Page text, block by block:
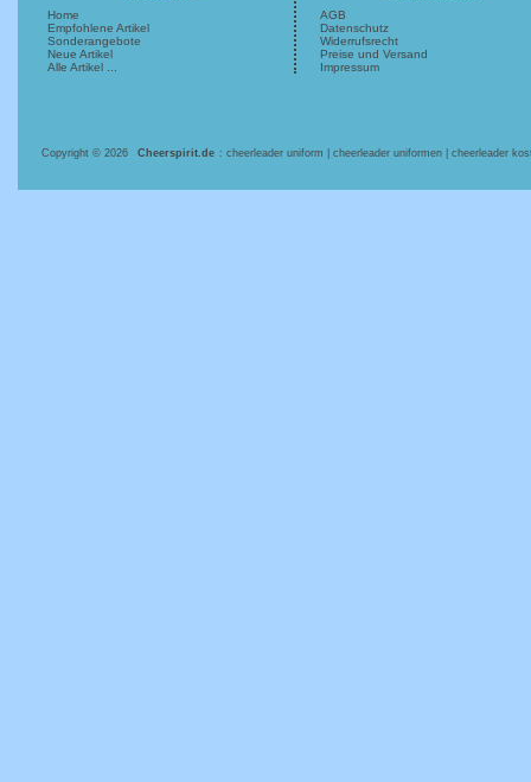
Home
Empfohlene Artikel
Sonderangebote
Neue Artikel
Alle Artikel ...
AGB
Datenschutz
Widerrufsrecht
Preise und Versand
Impressum
Copyright © 2026 Cheerspirit.de : cheerleader uniform | cheerleader uniformen | cheerleader